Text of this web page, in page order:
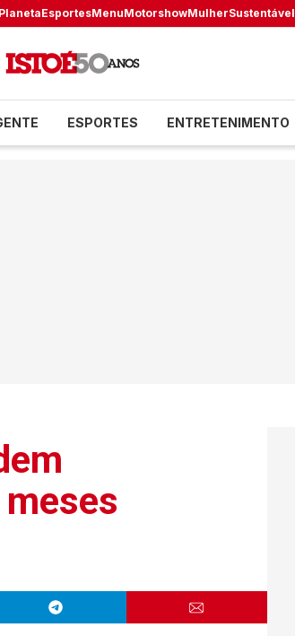
PlanetaEsportesMenuMotorshowMulherSustentável
ESPORTES ENTRETENIMENTO